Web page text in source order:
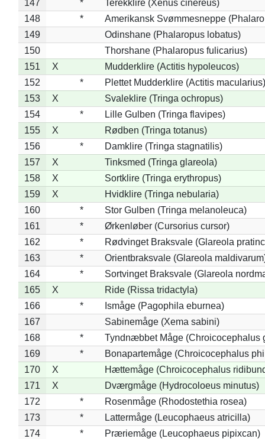
147
*
Terekklire (Xenus cinereus)
148
*
Amerikansk Svømmesneppe
149
Odinshane (Phalaropus lobatus)
150
Thorshane (Phalaropus fulicarius)
151
X
Mudderklire (Actitis hypoleucos)
152
*
Plettet Mudderklire (Actitis macularius)
153
X
Svaleklire (Tringa ochropus)
154
*
Lille Gulben (Tringa flavipes)
155
X
Rødben (Tringa totanus)
156
*
Damklire (Tringa stagnatilis)
157
X
Tinksmed (Tringa glareola)
158
X
Sortklire (Tringa erythropus)
159
X
Hvidklire (Tringa nebularia)
160
*
Stor Gulben (Tringa melanoleuca)
161
*
Ørkenløber (Cursorius cursor)
162
*
Rødvinget Braksvale (Glareola
163
*
Orientbraksvale (Glareola
164
*
Sortvinget Braksvale (Glareola
165
X
Ride (Rissa tridactyla)
166
*
Ismåge (Pagophila eburnea)
167
Sabinemåge (Xema sabini)
168
*
Tyndnæbbet Måge (Chroicocephalus
169
*
Bonapartemåge (Chroicocephalus
170
X
Hættemåge (Chroicocephalus
171
X
Dværgmåge (Hydrocoloeus minutus)
172
*
Rosenmåge (Rhodostethia rosea)
173
*
Lattermåge (Leucophaeus atricilla)
174
*
Præriemåge (Leucophaeus pipixcan)